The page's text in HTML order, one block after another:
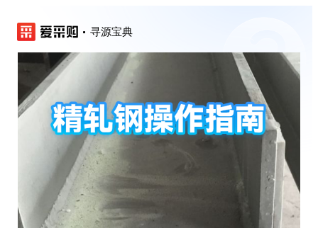
寻源宝典